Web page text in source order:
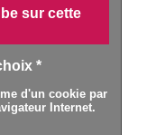
sur cette
*
d'un cookie par
Internet.